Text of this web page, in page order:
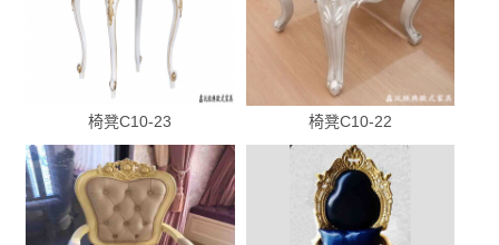
椅凳C10-23 椅凳C10-22